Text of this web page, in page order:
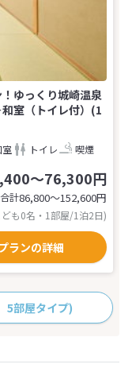
ゆっくり城崎温泉
室（トイレ付）(1
トイレ 喫煙
～76,300円
計86,800〜152,600円
も0名・1部屋/1泊2日)
ランの詳細
5部屋タイプ)